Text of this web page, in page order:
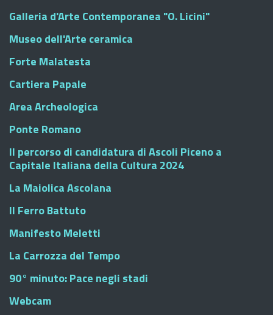
Galleria d'Arte Contemporanea "O. Licini"
Museo dell'Arte ceramica
Forte Malatesta
Cartiera Papale
Area Archeologica
Ponte Romano
Il percorso di candidatura di Ascoli Piceno a
Capitale Italiana della Cultura 2024
La Maiolica Ascolana
Il Ferro Battuto
Manifesto Meletti
La Carrozza del Tempo
90° minuto: Pace negli stadi
Webcam